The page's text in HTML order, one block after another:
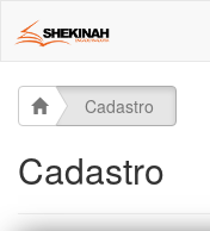
Cadastro
Cadastro